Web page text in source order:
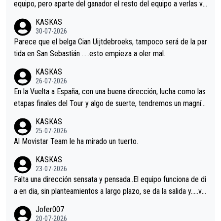
equipo, pero aparte del ganador el resto del equipo a verlas ve
s.La única buena noticia es la mejoría de Enric Más en San Seb
astian.Si en la Vuelta a Burgos sigue la mejoría, podríamos ten
er alguna sorpresa en la Vuelta.Ojalá.
KASKAS
30-07-2026
Parece que el belga Cian Uijtdebroeks, tampoco será de la par
tida en San Sebastián …..esto empieza a oler mal.
KASKAS
26-07-2026
En la Vuelta a España, con una buena dirección, lucha como las
etapas finales del Tour y algo de suerte, tendremos un magnífi
KASKAS
25-07-2026
Al Movistar Team le ha mirado un tuerto.
KASKAS
23-07-2026
Falta una dirección sensata y pensada..El equipo funciona de di
a en dia, sin planteamientos a largo plazo, se da la salida y…..ve
Minguez, Velez etc etc.Me da pena vivir estos momentos tan
Jofer007
20-07-2026